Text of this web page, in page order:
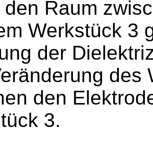
den Raum
Werkstück 3
der
des
den
3.